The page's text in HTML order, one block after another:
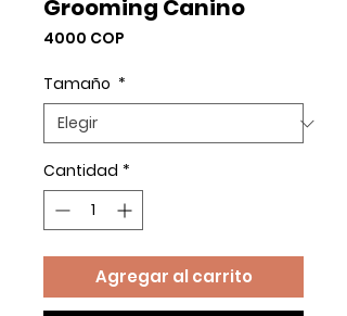
Grooming Canino
4000 COP
Tamaño *
Cantidad *
Agregar al carrito